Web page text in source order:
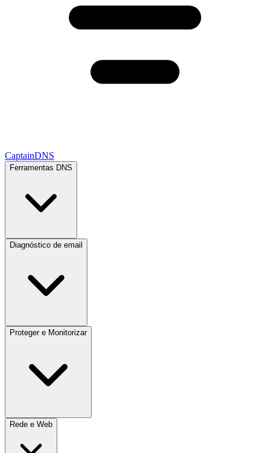
CaptainDNS
Ferramentas DNS
Diagnóstico de email
Proteger e Monitorizar
Rede e Web